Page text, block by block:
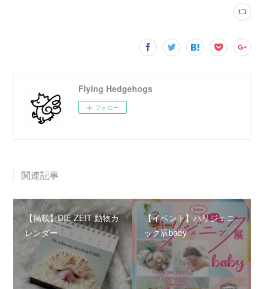
Flying Hedgehogs
フォロー
関連記事
【掲載】DIE ZEIT 動物カ
レンダー
【イベント】ハリジェニ
ック展baby